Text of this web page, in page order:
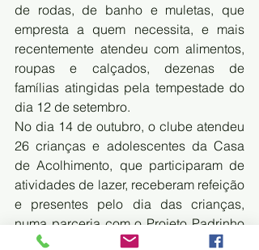
de rodas, de banho e muletas, que
empresta a quem necessita, e mais
recentemente atendeu com alimentos,
roupas e calçados, dezenas de
famílias atingidas pela tempestade do
dia 12 de setembro.
No dia 14 de outubro, o clube atendeu
26 crianças e adolescentes da Casa
de Acolhimento, que participaram de
atividades de lazer, receberam refeição
e presentes pelo dia das crianças,
numa parceria com o Projeto Padrinho
– Corumbá.